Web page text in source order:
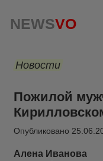
NEWSVO
Новости
Пожилой
Опубликовано
Алена Иванова